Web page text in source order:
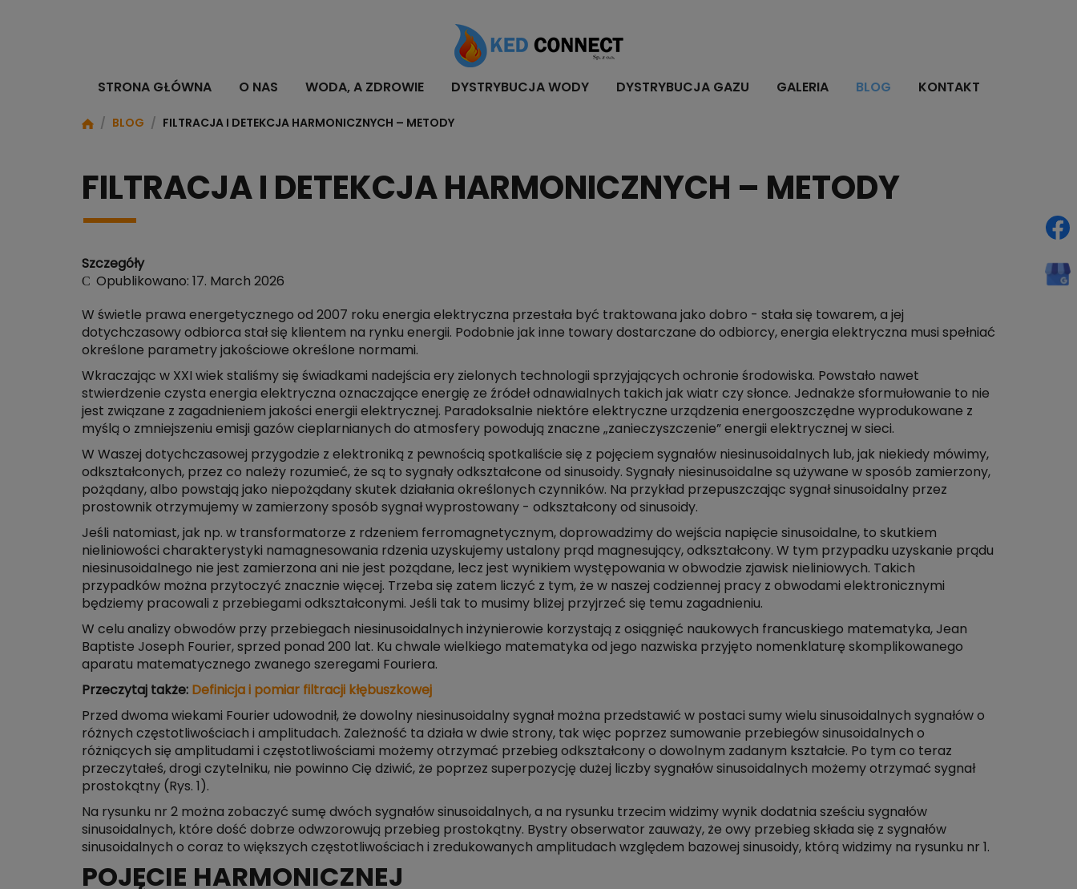
STRONA GŁÓWNA O NAS WODA, A ZDROWIE DYSTRYBUCJA WODY DYSTRYBUCJA GAZU GALERIA BLOG KONTAKT
/ BLOG / FILTRACJA I DETEKCJA HARMONICZNYCH – METODY
FILTRACJA I DETEKCJA HARMONICZNYCH – METODY
Szczegóły
Opublikowano: 17. March 2026
W świetle prawa energetycznego od 2007 roku energia elektryczna przestała być traktowana jako dobro - stała się towarem, a jej
dotychczasowy odbiorca stał się klientem na rynku energii. Podobnie jak inne towary dostarczane do odbiorcy, energia elektryczna musi spełniać
określone parametry jakościowe określone normami.
Wkraczając w XXI wiek staliśmy się świadkami nadejścia ery zielonych technologii sprzyjających ochronie środowiska. Powstało nawet
stwierdzenie czysta energia elektryczna oznaczające energię ze źródeł odnawialnych takich jak wiatr czy słonce. Jednakże sformułowanie to nie
jest związane z zagadnieniem jakości energii elektrycznej. Paradoksalnie niektóre elektryczne urządzenia energooszczędne wyprodukowane z
myślą o zmniejszeniu emisji gazów cieplarnianych do atmosfery powodują znaczne „zanieczyszczenie” energii elektrycznej w sieci.
W Waszej dotychczasowej przygodzie z elektroniką z pewnością spotkaliście się z pojęciem sygnałów niesinusoidalnych lub, jak niekiedy mówimy,
odkształconych, przez co należy rozumieć, że są to sygnały odkształcone od sinusoidy. Sygnały niesinusoidalne są używane w sposób zamierzony,
pożądany, albo powstają jako niepożądany skutek działania określonych czynników. Na przykład przepuszczając sygnał sinusoidalny przez
prostownik otrzymujemy w zamierzony sposób sygnał wyprostowany - odkształcony od sinusoidy.
Jeśli natomiast, jak np. w transformatorze z rdzeniem ferromagnetycznym, doprowadzimy do wejścia napięcie sinusoidalne, to skutkiem
nieliniowości charakterystyki namagnesowania rdzenia uzyskujemy ustalony prąd magnesujący, odkształcony. W tym przypadku uzyskanie prądu
niesinusoidalnego nie jest zamierzona ani nie jest pożądane, lecz jest wynikiem występowania w obwodzie zjawisk nieliniowych. Takich
przypadków można przytoczyć znacznie więcej. Trzeba się zatem liczyć z tym, że w naszej codziennej pracy z obwodami elektronicznymi
będziemy pracowali z przebiegami odkształconymi. Jeśli tak to musimy bliżej przyjrzeć się temu zagadnieniu.
W celu analizy obwodów przy przebiegach niesinusoidalnych inżynierowie korzystają z osiągnięć naukowych francuskiego matematyka, Jean
Baptiste Joseph Fourier, sprzed ponad 200 lat. Ku chwale wielkiego matematyka od jego nazwiska przyjęto nomenklaturę skomplikowanego
aparatu matematycznego zwanego szeregami Fouriera.
Przeczytaj także: Definicja i pomiar filtracji kłębuszkowej
Przed dwoma wiekami Fourier udowodnił, że dowolny niesinusoidalny sygnał można przedstawić w postaci sumy wielu sinusoidalnych sygnałów o
różnych częstotliwościach i amplitudach. Zależność ta działa w dwie strony, tak więc poprzez sumowanie przebiegów sinusoidalnych o
różniących się amplitudami i częstotliwościami możemy otrzymać przebieg odkształcony o dowolnym zadanym kształcie. Po tym co teraz
przeczytałeś, drogi czytelniku, nie powinno Cię dziwić, że poprzez superpozycję dużej liczby sygnałów sinusoidalnych możemy otrzymać sygnał
prostokątny (Rys. 1).
Na rysunku nr 2 można zobaczyć sumę dwóch sygnałów sinusoidalnych, a na rysunku trzecim widzimy wynik dodatnia sześciu sygnałów
sinusoidalnych, które dość dobrze odwzorowują przebieg prostokątny. Bystry obserwator zauważy, że owy przebieg składa się z sygnałów
sinusoidalnych o coraz to większych częstotliwościach i zredukowanych amplitudach względem bazowej sinusoidy, którą widzimy na rysunku nr 1.
POJĘCIE HARMONICZNEJ